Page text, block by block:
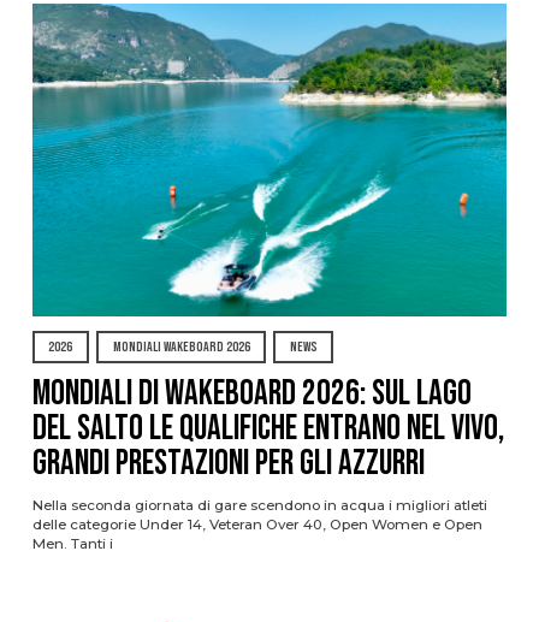
2026 MONDIALI WAKEBOARD 2026 NEWS
Mondiali di Wakeboard 2026: sul Lago
del Salto le qualifiche entrano nel vivo,
grandi prestazioni per gli azzurri
Nella seconda giornata di gare scendono in acqua i migliori atleti
delle categorie Under 14, Veteran Over 40, Open Women e Open
Men. Tanti i